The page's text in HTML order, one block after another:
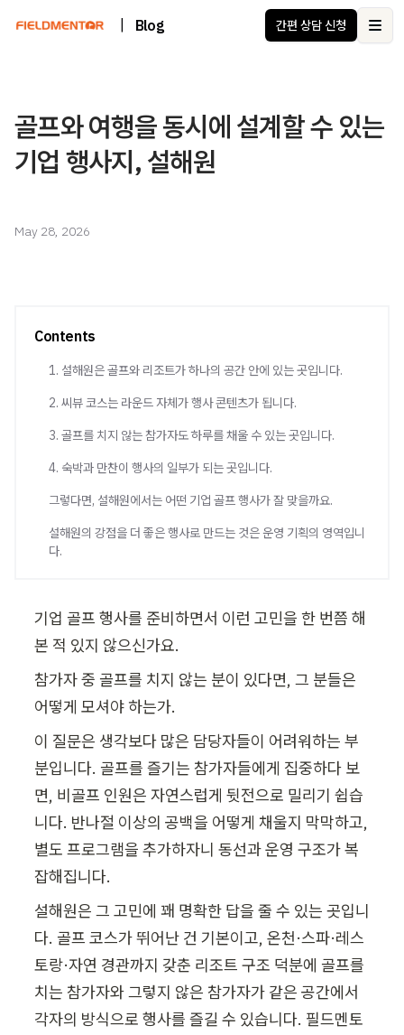
Blog 간편 상담 신청
골프와 여행을 동시에 설계할 수 있는
기업 행사지, 설해원
May 28, 2026
Contents
1. 설해원은 골프와 리조트가 하나의 공간 안에 있는 곳입니다.
2. 씨뷰 코스는 라운드 자체가 행사 콘텐츠가 됩니다.
3. 골프를 치지 않는 참가자도 하루를 채울 수 있는 곳입니다.
4. 숙박과 만찬이 행사의 일부가 되는 곳입니다.
그렇다면, 설해원에서는 어떤 기업 골프 행사가 잘 맞을까요.
설해원의 강점을 더 좋은 행사로 만드는 것은 운영 기획의 영역입니
다.
기업 골프 행사를 준비하면서 이런 고민을 한 번쯤 해
본 적 있지 않으신가요.
참가자 중 골프를 치지 않는 분이 있다면, 그 분들은
어떻게 모셔야 하는가.
이 질문은 생각보다 많은 담당자들이 어려워하는 부
분입니다. 골프를 즐기는 참가자들에게 집중하다 보
면, 비골프 인원은 자연스럽게 뒷전으로 밀리기 쉽습
니다. 반나절 이상의 공백을 어떻게 채울지 막막하고,
별도 프로그램을 추가하자니 동선과 운영 구조가 복
잡해집니다.
설해원은 그 고민에 꽤 명확한 답을 줄 수 있는 곳입니
다. 골프 코스가 뛰어난 건 기본이고, 온천·스파·레스
토랑·자연 경관까지 갖춘 리조트 구조 덕분에 골프를
치는 참가자와 그렇지 않은 참가자가 같은 공간에서
각자의 방식으로 행사를 즐길 수 있습니다. 필드멘토